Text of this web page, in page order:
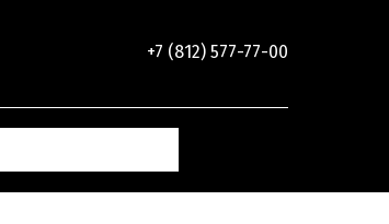
+7 (812) 577-77-00